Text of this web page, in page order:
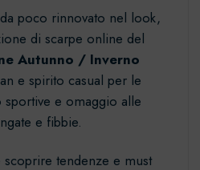
poco rinnovato nel look,
di scarpe online del
Autunno / Inverno
e spirito casual per le
sportive e omaggio alle
e fibbie.
scopriretendenze e must